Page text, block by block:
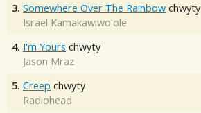
3. Somewhere Over The Rainbow chwyty
Israel Kamakawiwo'ole
4. I'm Yours chwyty
Jason Mraz
5. Creep chwyty
Radiohead